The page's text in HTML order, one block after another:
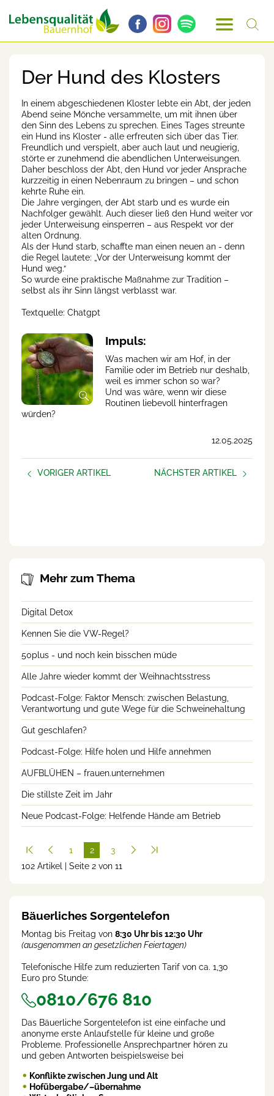
Der Hund des Klosters
In einem abgeschiedenen Kloster lebte ein Abt, der jeden
Abend seine Mönche versammelte, um mit ihnen über
den Sinn des Lebens zu sprechen. Eines Tages streunte
ein Hund ins Kloster - alle erfreuten sich über das Tier.
Freundlich und verspielt, aber auch laut und neugierig,
störte er zunehmend die abendlichen Unterweisungen.
Daher beschloss der Abt, den Hund vor jeder Ansprache
kurzzeitig in einen Nebenraum zu bringen – und schon
kehrte Ruhe ein.
Die Jahre vergingen, der Abt starb und es wurde ein
Nachfolger gewählt. Auch dieser ließ den Hund weiter vor
jeder Unterweisung einsperren – aus Respekt vor der
alten Ordnung.
Als der Hund starb, schaffte man einen neuen an - denn
die Regel lautete: „Vor der Unterweisung kommt der
Hund weg.“
So wurde eine praktische Maßnahme zur Tradition –
selbst als ihr Sinn längst verblasst war.
Textquelle: Chatgpt
Impuls:
Was machen wir am Hof, in der
Familie oder im Betrieb nur deshalb,
weil es immer schon so war?
Und was wäre, wenn wir diese
Routinen liebevoll hinterfragen
würden?
12.05.2025
VORIGER ARTIKEL
NÄCHSTER ARTIKEL
Mehr zum Thema
Digital Detox
Kennen Sie die VW-Regel?
50plus - und noch kein bisschen müde
Alle Jahre wieder kommt der Weihnachtsstress
Podcast-Folge: Faktor Mensch: zwischen Belastung,
Verantwortung und gute Wege für die Schweinehaltung
Gut geschlafen?
Podcast-Folge: Hilfe holen und Hilfe annehmen
AUFBLÜHEN – frauen.unternehmen
Die stillste Zeit im Jahr
Neue Podcast-Folge: Helfende Hände am Betrieb
1
2
(cur
3
102 Artikel | Seite 2 von 11
Bäuerliches Sorgentelefon
Montag bis Freitag von 8:30 Uhr bis 12:30 Uhr
(ausgenommen an gesetzlichen Feiertagen)
Telefonische Hilfe zum reduzierten Tarif von ca. 1,30
Euro pro Stunde:
0810/676 810
Das Bäuerliche Sorgentelefon ist eine einfache und
anonyme erste Anlaufstelle für kleine und große
Probleme. Professionelle Ansprechpartner hören zu
und geben Antworten beispielsweise bei
Konflikte zwischen Jung und Alt
Hofübergabe/–übernahme